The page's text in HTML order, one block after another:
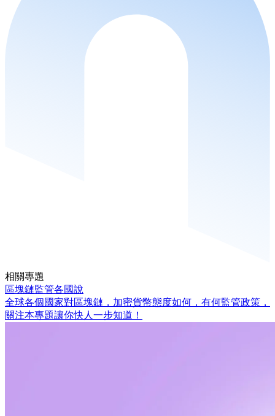
相關專題
區塊鏈監管各國說
全球各個國家對區塊鏈，加密貨幣態度如何，有何監管政策，
關注本專題讓你快人一步知道！